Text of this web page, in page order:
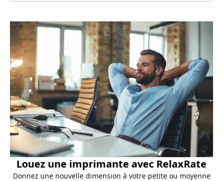
Louez une imprimante avec RelaxRate
Donnez une nouvelle dimension à votre petite ou moyenne